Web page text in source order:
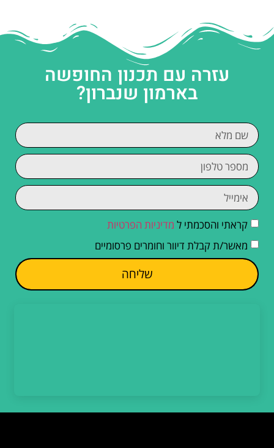
עזרה עם תכנון החופשה
בארמון שנברון?
קראתי והסכמתי ל מדיניות הפרטיות
מאשר/ת קבלת דיוור וחומרים פרסומיים
שליחה